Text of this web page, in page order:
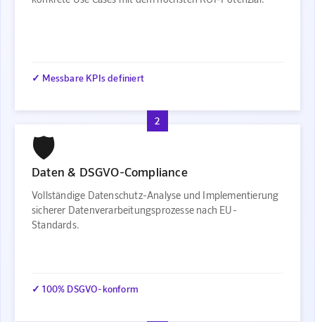
✓ Messbare KPIs definiert
2
🛡️
Daten & DSGVO-Compliance
Vollständige Datenschutz-Analyse und Implementierung
sicherer Datenverarbeitungsprozesse nach EU-
Standards.
✓ 100% DSGVO-konform